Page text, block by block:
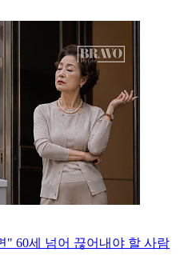
" 60세 넘어 끊어내야 할 사람